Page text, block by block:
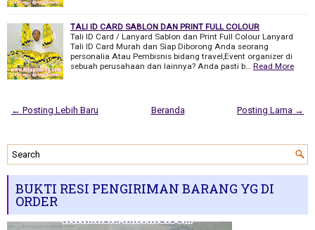
TALI ID CARD SABLON DAN PRINT FULL COLOUR
Tali ID Card / Lanyard Sablon dan Print Full Colour Lanyard
Tali ID Card Murah dan Siap Diborong Anda seorang
personalia Atau Pembisnis bidang travel,Event organizer di
sebuah perusahaan dan lainnya? Anda pasti b… Read More
← Posting Lebih Baru Posting Lama →
Beranda
BUKTI RESI PENGIRIMAN BARANG YG DI
ORDER